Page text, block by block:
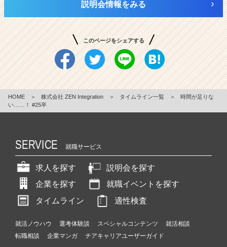
説明会情報をみる
このページをシェアする
HOME ＞ 株式会社 ZEN Integration ＞ タイムライン一覧 ＞
時間が足りな
い……！ #25卒
SERVICE 就職サービス
求人を探す
説明会を探す
企業を探す
就職イベントを探す
タイムライン
適性検査
就活ノウハウ 選考体験談 スペシャルコンテンツ
就活相談
転職相談
企業マンガ チアキャリアユーザーガイド